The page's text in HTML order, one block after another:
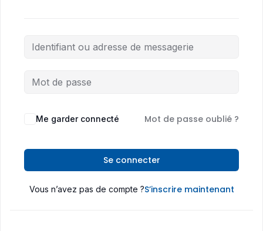
Me garder connecté Mot de passe oublié ?
Se connecter
Vous n’avez pas de compte ?S’inscrire maintenant